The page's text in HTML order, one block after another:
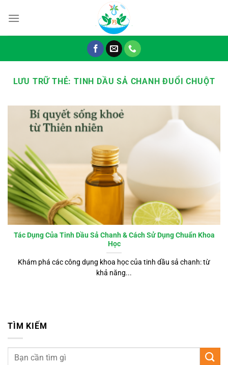
đến
LƯU TRỮ THẺ: TINH DẦU SẢ CHANH ĐUỔI CHUỘT
Tác Dụng Của Tinh Dầu Sả Chanh & Cách Sử Dụng Chuẩn Khoa
Học
Khám phá các công dụng khoa học của tinh dầu sả chanh: từ
khả năng...
TÌM KIẾM